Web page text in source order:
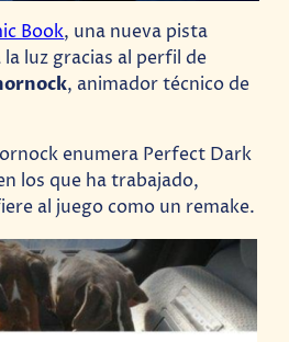
Book, una nueva pista
luz gracias al perfil de
, animador técnico de
enumera Perfect Dark
los que ha trabajado,
al juego como un remake.